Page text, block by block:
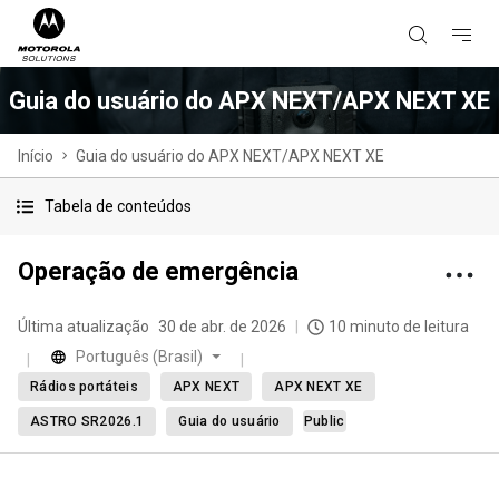
Guia do usuário do APX NEXT/APX NEXT XE
Início Guia do usuário do APX NEXT/APX NEXT XE
Tabela de conteúdos
Operação de emergência
Última atualização 30 de abr. de 2026
10 minuto de leitura
Português (Brasil)
Rádios portáteis APX NEXT APX NEXT XE
ASTRO SR2026.1 Guia do usuário Public